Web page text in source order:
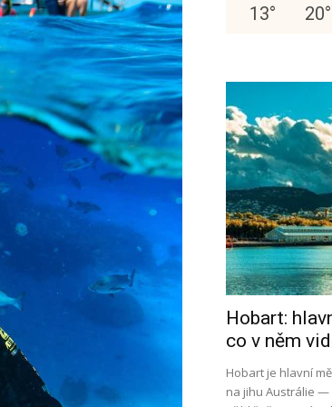
13° 20°
Hobart:
co v něm
Hobart je hlavní
na jihu Austrálie —